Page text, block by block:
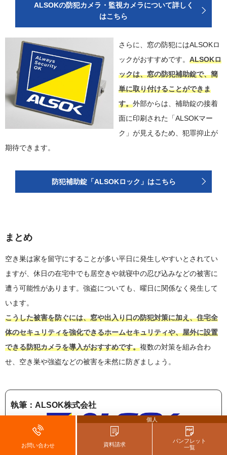
ALSOKの防犯カメラ・監視カメラについて詳しく
はこちら
さらに、窓の防犯にはALSOKロ
ックがおすすめです。 ALSOKロ
ックは、窓の防犯補助錠で、簡
単に取り付けることができま
す。外部からは、補助錠の接着
面に印刷された「ALSOKマー
ク」が見えるため、犯罪抑止が
期待できます。
防犯補助錠「ALSOKロック」はこちら
まとめ
空き巣は家を留守にすることが多い平日に発生しやすいとされてい
ますが、休日の在宅中でも居空きや就寝中の忍び込みなどの被害に
遭う可能性があります。強盗についても、曜日に関係なく発生して
います。
こうした被害を防ぐには、窓や出入り口の防犯対策に加え、住宅全
体のセキュリティを強化できるホームセキュリティや、屋外に設置
できる防犯カメラを導入がおすすめです。複数の対策を組み合わ
せ、空き巣や強盗などの被害を未然に防ぎましょう。
執筆：ALSOK株式会社
「安全・安心」を皆様にお届けするため、セキュリティのプロフ
お問い合わせ
個人
資料請求
パンフレット
一覧